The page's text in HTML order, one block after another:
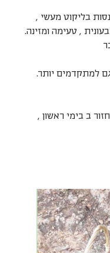
בליקוט מעשי ,
, טעימה ומזינה.
למתקדמים יותר.
ב בימי ראשון ,